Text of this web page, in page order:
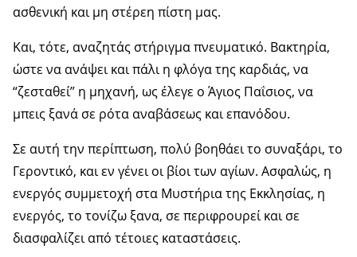
ασθενική και μη στέρεη πίστη μας.
Και, τότε, αναζητάς στήριγμα πνευματικό. Βακτηρία,
ώστε να ανάψει και πάλι η φλόγα της καρδιάς, να
“ζεσταθεί” η μηχανή, ως έλεγε ο Άγιος Παΐσιος, να
μπεις ξανά σε ρότα αναβάσεως και επανόδου.
Σε αυτή την περίπτωση, πολύ βοηθάει το συναξάρι, το
Γεροντικό, και εν γένει οι βίοι των αγίων. Ασφαλώς, η
ενεργός συμμετοχή στα Μυστήρια της Εκκλησίας, η
ενεργός, το τονίζω ξανα, σε περιφρουρεί και σε
διασφαλίζει από τέτοιες καταστάσεις.